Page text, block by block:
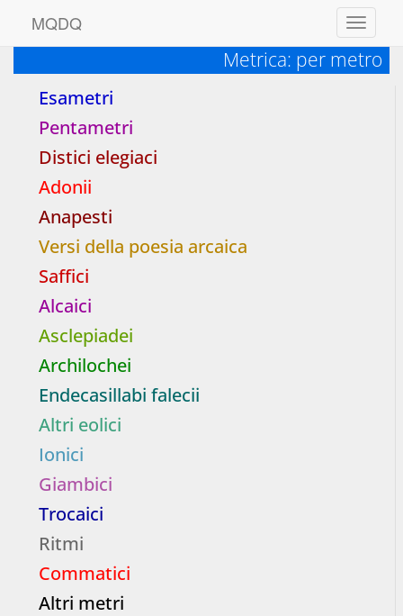
MQDQ
Toggle
Metrica: per metro
Esametri
Pentametri
Distici elegiaci
Adonii
Anapesti
Versi della poesia arcaica
Saffici
Alcaici
Asclepiadei
Archilochei
Endecasillabi falecii
Altri eolici
Ionici
Giambici
Trocaici
Ritmi
Commatici
Altri metri